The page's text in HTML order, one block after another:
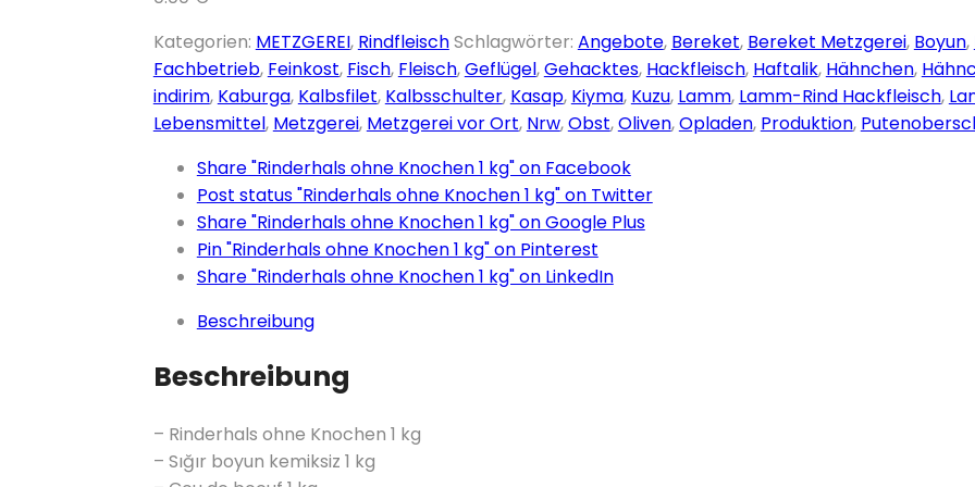
Rinderhals
ohne
Knochen
1
Menge
Kategorien: METZGEREI, RindfleischSchlagwörter: Angebote, Bereket, Bereket Metzgerei, Boyun,
Fachbetrieb, Feinkost, Fisch, Fleisch,Geflügel,Gehacktes, Hackfleisch, Haftalik, Hähnchen,
indirim, Kaburga, Kalbsfilet, Kalbsschulter, Kasap, Kiyma, Kuzu, Lamm, Lamm-Rind Hackfleisch,
Lebensmittel, Metzgerei, Metzgerei vor Ort, Nrw,Obst,Oliven,Opladen, Produktion,
Share "Rinderhals ohne Knochen 1 kg" on Facebook
Post status "Rinderhals ohne Knochen 1 kg" on Twitter
Share "Rinderhals ohne Knochen 1 kg" on Google Plus
Pin "Rinderhals ohne Knochen 1 kg" on Pinterest
Share "Rinderhals ohne Knochen 1 kg" on LinkedIn
Beschreibung
Beschreibung
– Rinderhals ohne Knochen 1 kg
– Sığır boyun kemiksiz 1 kg